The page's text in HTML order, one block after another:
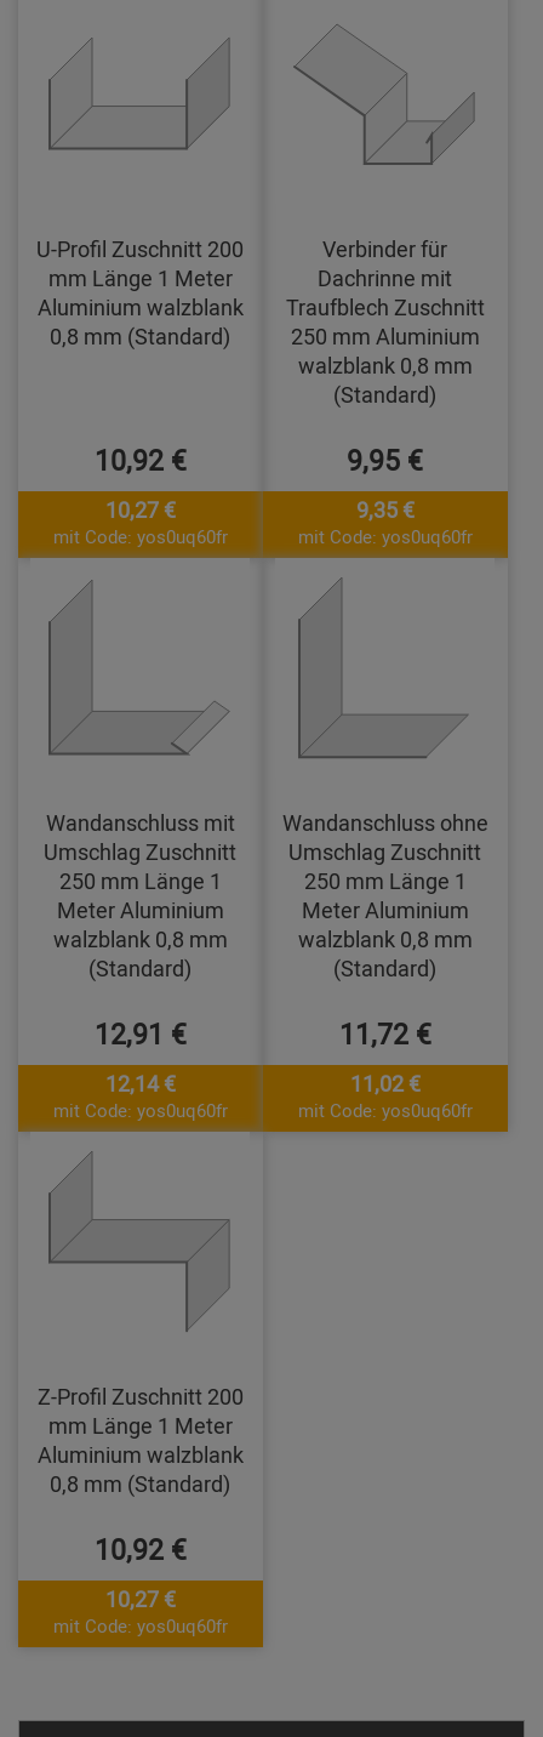
U-Profil Zuschnitt 200
mm Länge 1 Meter
Aluminium walzblank
0,8 mm (Standard)
10,92 €
10,27 €
mit Code: yos0uq60fr
Verbinder für
Dachrinne mit
Traufblech Zuschnitt
250 mm Aluminium
walzblank 0,8 mm
(Standard)
9,95 €
9,35 €
mit Code: yos0uq60fr
Wandanschluss mit
Umschlag Zuschnitt
250 mm Länge 1
Meter Aluminium
walzblank 0,8 mm
(Standard)
12,91 €
12,14 €
mit Code: yos0uq60fr
Wandanschluss ohne
Umschlag Zuschnitt
250 mm Länge 1
Meter Aluminium
walzblank 0,8 mm
(Standard)
11,72 €
11,02 €
mit Code: yos0uq60fr
Z-Profil Zuschnitt 200
mm Länge 1 Meter
Aluminium walzblank
0,8 mm (Standard)
10,92 €
10,27 €
mit Code: yos0uq60fr